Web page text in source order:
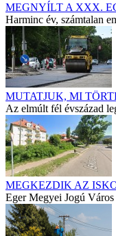
MEGNYÍLT A XXX.
Harminc év, számtalan
MUTATJUK, MI
Az elmúlt fél évszázad
MEGKEZDIK AZ
Eger Megyei Jogú